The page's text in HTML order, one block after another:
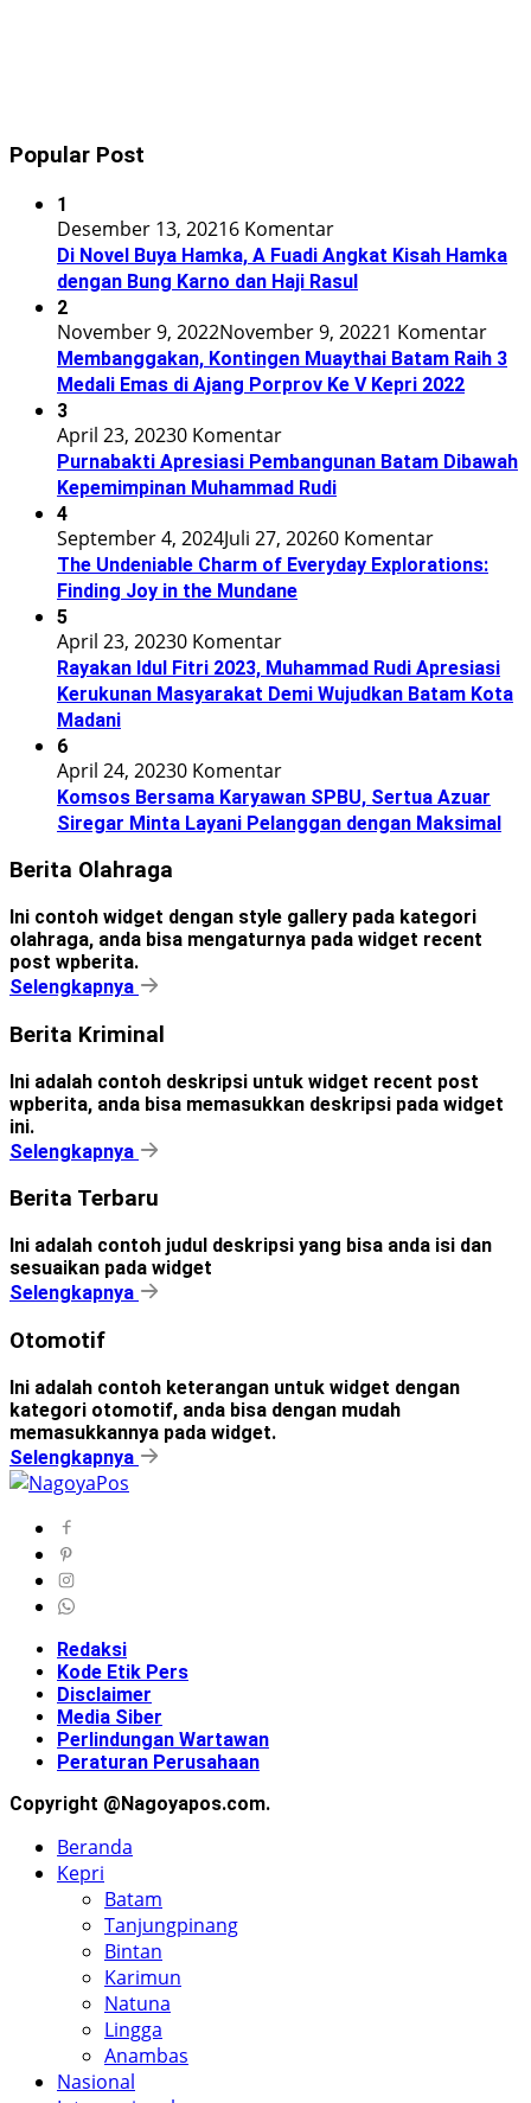
Popular Post
1
Desember 13, 20216 Komentar
Di Novel Buya Hamka, A Fuadi Angkat Kisah Hamka
dengan Bung Karno dan Haji Rasul
2
November 9, 2022November 9, 20221 Komentar
Membanggakan, Kontingen Muaythai Batam Raih 3
Medali Emas di Ajang Porprov Ke V Kepri 2022
3
April 23, 20230 Komentar
Purnabakti Apresiasi Pembangunan Batam Dibawah
Kepemimpinan Muhammad Rudi
4
September 4, 2024Juli 27, 20260 Komentar
The Undeniable Charm of Everyday Explorations:
Finding Joy in the Mundane
5
April 23, 20230 Komentar
Rayakan Idul Fitri 2023, Muhammad Rudi Apresiasi
Kerukunan Masyarakat Demi Wujudkan Batam Kota
Madani
6
April 24, 20230 Komentar
Komsos Bersama Karyawan SPBU, Sertua Azuar
Siregar Minta Layani Pelanggan dengan Maksimal
Berita Olahraga
Ini contoh widget dengan style gallery pada kategori
olahraga, anda bisa mengaturnya pada widget recent
post wpberita.
Selengkapnya
Berita Kriminal
Ini adalah contoh deskripsi untuk widget recent post
wpberita, anda bisa memasukkan deskripsi pada widget
ini.
Selengkapnya
Berita Terbaru
Ini adalah contoh judul deskripsi yang bisa anda isi dan
sesuaikan pada widget
Selengkapnya
Otomotif
Ini adalah contoh keterangan untuk widget dengan
kategori otomotif, anda bisa dengan mudah
memasukkannya pada widget.
Selengkapnya
Redaksi
Kode Etik Pers
Disclaimer
Media Siber
Perlindungan Wartawan
Peraturan Perusahaan
Copyright @Nagoyapos.com.
Beranda
Kepri
Batam
Tanjungpinang
Bintan
Karimun
Natuna
Lingga
Anambas
Nasional